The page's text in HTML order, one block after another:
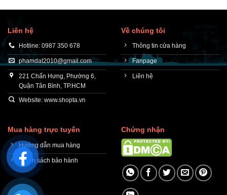
Liên hệ
Hotline: 0987 350 678
phamdat2010@gmail.com
221 Chấn Hưng, Phường 6,
Quận Tân Bình, TP.HCM
Website: www.shopta.vn
Về chúng tôi
Thông tin cửa hàng
Fanpage
Liên hệ
Mua hàng trực tuyến
Hướng dẫn mua hàng
Chính sách bảo hành
Chứng nhận